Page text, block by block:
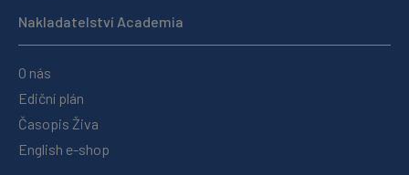
Nakladatelství Academia
O nás
Ediční plán
Časopis Živa
English e-shop